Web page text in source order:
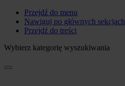
Przejdź do menu
Nawiguj po głównych sekcjach
Przejdź do treści
Wybierz kategorię wyszukiwania